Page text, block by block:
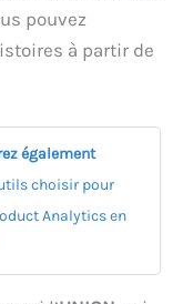
pouvez
à partir de
également
choisir pour
Analytics en